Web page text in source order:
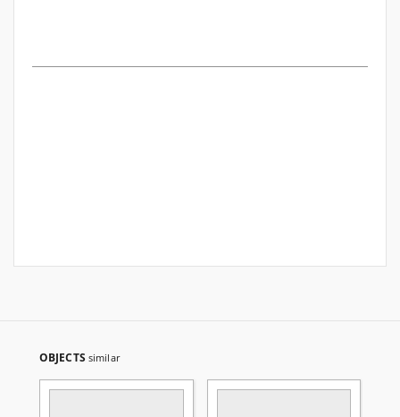
OBJECTS similar